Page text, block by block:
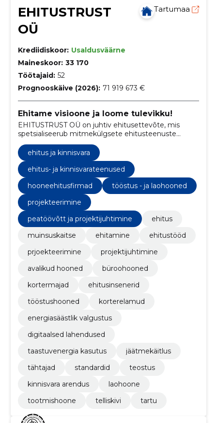
EHITUSTRUST
OÜ
Tartumaa
Krediidiskoor: Usaldusväärne
Maineskoor: 33 170
Töötajaid: 52
Prognooskäive (2026): 71 919 673 €
Ehitame visioone ja loome tulevikku!
EHITUSTRUST OÜ on juhtiv ehitusettevõte, mis
spetsialiseerub mitmekülgsete ehitusteenuste
pakkumisele alates tööstushoonetest ja avalikest
hoonetest kuni büroohoonete ning korterelamuteni.
ehitus ja kinnisvara
ehitus- ja kinnisvarateenused
hooneehitusfirmad
tööstus - ja laohooned
projekteerimine
peatöövõtt ja projektijuhtimine
ehitus
muinsuskaitse
ehitamine
ehitustööd
prjoekteerimine
projektijuhtimine
avalikud hooned
büroohooned
kortermajad
ehitusinsenerid
tööstushooned
korterelamud
energiasäästlik valgustus
digitaalsed lahendused
taastuvenergia kasutus
jäätmekäitlus
tähtajad
standardid
teostus
kinnisvara arendus
laohoone
tootmishoone
telliskivi tartu